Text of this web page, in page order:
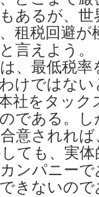
あるが、
租税回避
言えよう。
、最低税率
けではな
社をタッ
である。
意されれ
ても、実
ンパニー
きないの